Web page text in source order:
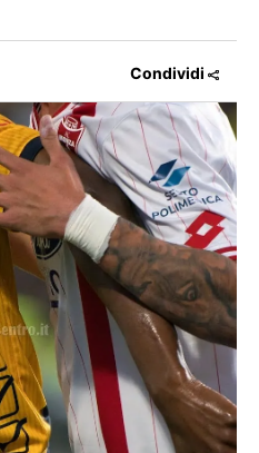
Condividi